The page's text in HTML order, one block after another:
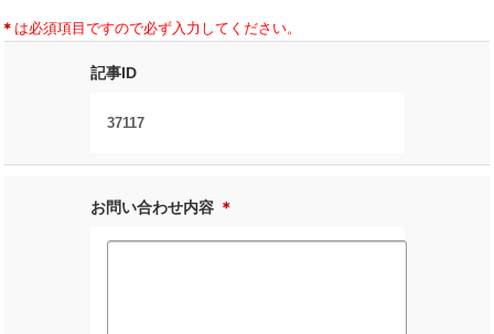
＊ は必須項目ですので必ず入力してください。
記事ID
37117
お問い合わせ内容 ＊